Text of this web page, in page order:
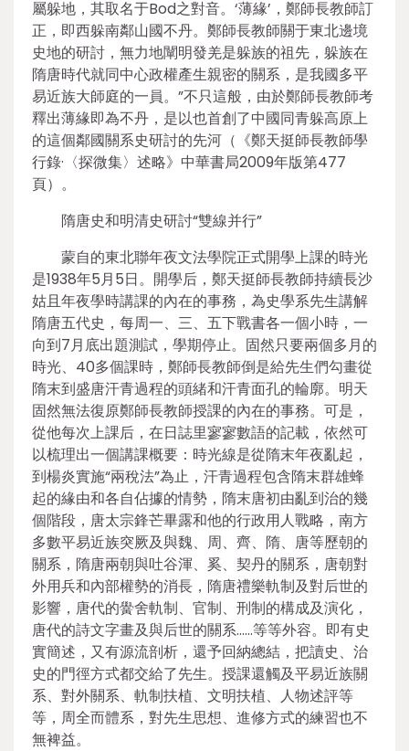
屬躲地，其取名于Bod之對音。‘薄緣’，鄭師長教師訂
正，即西躲南鄰山國不丹。鄭師長教師關于東北邊境
史地的研討，無力地闡明發羌是躲族的祖先，躲族在
隋唐時代就同中心政權產生親密的關系，是我國多平
易近族大師庭的一員。”不只這般，由於鄭師長教師考
釋出薄緣即為不丹，是以也首創了中國同青躲高原上
的這個鄰國關系史研討的先河（《鄭天挺師長教師學
行錄·〈探微集〉述略》中華書局2009年版第477
頁）。
隋唐史和明清史研討“雙線并行”
蒙自的東北聯年夜文法學院正式開學上課的時光
是1938年5月5日。開學后，鄭天挺師長教師持續長沙
姑且年夜學時講課的內在的事務，為史學系先生講解
隋唐五代史，每周一、三、五下戰書各一個小時，一
向到7月底出題測試，學期停止。固然只要兩個多月的
時光、40多個課時，鄭師長教師倒是給先生們勾畫從
隋末到盛唐汗青過程的頭緒和汗青面孔的輪廓。明天
固然無法復原鄭師長教師授課的內在的事務。可是，
從他每次上課后，在日誌里寥寥數語的記載，依然可
以梳理出一個講課概要：時光線是從隋末年夜亂起，
到楊炎實施“兩稅法”為止，汗青過程包含隋末群雄蜂
起的緣由和各自佔據的情勢，隋末唐初由亂到治的幾
個階段，唐太宗鋒芒畢露和他的行政用人戰略，南方
多數平易近族突厥及與魏、周、齊、隋、唐等歷朝的
關系，隋唐兩朝與吐谷渾、奚、契丹的關系，唐朝對
外用兵和內部權勢的消長，隋唐禮樂軌制及對后世的
影響，唐代的黌舍軌制、官制、刑制的構成及演化，
唐代的詩文字畫及與后世的關系……等等外容。即有史
實簡述，又有源流剖析，還予回納總結，把讀史、治
史的門徑方式都交給了先生。授課還觸及平易近族關
系、對外關系、軌制扶植、文明扶植、人物述評等
等，周全而體系，對先生思想、進修方式的練習也不
無裨益。